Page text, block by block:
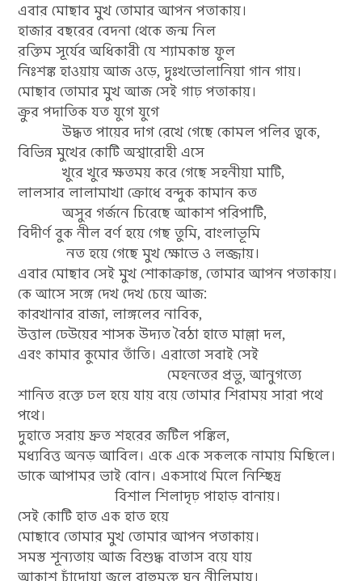
এবার মোছাব মুখ তোমার আপন পতাকায়।
হাজার বছরের বেদনা থেকে জন্ম নিল
রক্তিম সূর্যের অধিকারী যে শ্যামকান্ত ফুল
নিঃশঙ্ক হাওয়ায় আজ ওড়ে, দুঃখভোলানিয়া গান গায়।
মোছাব তোমার মুখ আজ সেই গাঢ় পতাকায়।
ক্রুর পদাতিক যত যুগে যুগে
উদ্ধত পায়ের দাগ রেখে গেছে কোমল পলির ত্বকে,
বিভিন্ন মুখের কোটি অশ্বারোহী এসে
খুরে খুরে ক্ষতময় করে গেছে সহনীয়া মাটি,
লালসার লালামাখা ক্রোধে বন্দুক কামান কত
অসুর গর্জনে চিরেছে আকাশ পরিপাটি,
বিদীর্ণ বুক নীল বর্ণ হয়ে গেছ তুমি, বাংলাভূমি
নত হয়ে গেছে মুখ ক্ষোভে ও লজ্জায়।
এবার মোছাব সেই মুখ শোকাক্রান্ত, তোমার আপন পতাকায়।
কে আসে সঙ্গে দেখ দেখ চেয়ে আজ:
কারখানার রাজা, লাঙ্গলের নাবিক,
উত্তাল ঢেউয়ের শাসক উদ্যত বৈঠা হাতে মাল্লা দল,
এবং কামার কুমোর তাঁতি। এরাতো সবাই সেই
মেহনতের প্রভু, আনুগত্যে
শানিত রক্তে ঢল হয়ে যায় বয়ে তোমার শিরাময় সারা পথে
পথে।
দুহাতে সরায় দ্রুত শহরের জটিল পঙ্কিল,
মধ্যবিত্ত অনড় আবিল। একে একে সকলকে নামায় মিছিলে।
ডাকে আপামর ভাই বোন। একসাথে মিলে নিশ্ছিদ্র
বিশাল শিলাদৃঢ় পাহাড় বানায়।
সেই কোটি হাত এক হাত হয়ে
মোছাবে তোমার মুখ তোমার আপন পতাকায়।
সমস্ত শূন্যতায় আজ বিশুদ্ধ বাতাস বয়ে যায়
আকাশ চাঁদোয়া জ্বলে রাহুমুক্ত ঘন নীলিমায়।